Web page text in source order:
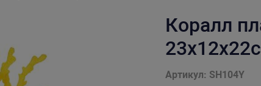
Коралл
Артикул: SH104Y